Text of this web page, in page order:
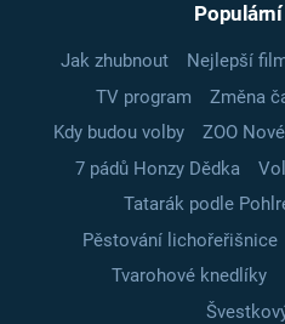
Jak zhubnout Nejlepší
TV program
Změna
Kdy budou volby
ZOO
7 pádů Honzy Dědka
Tatarák podle
Pěstování lichořeřišnice
Tvarohové knedlíky